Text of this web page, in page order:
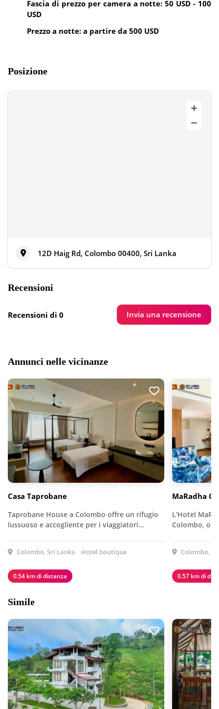
Fascia di prezzo per camera a notte: 50 USD - 100
USD
Prezzo a notte: a partire da 500 USD
Posizione
12D Haig Rd, Colombo 00400, Sri Lanka
Recensioni
Recensioni di 0 Invia una recensione
Annunci nelle vicinanze
Casa Taprobane
Taprobane House a Colombo offre un rifugio
lussuoso e accogliente per i viaggiatori…
Colombo, Sri Lanka Hotel boutique
0.54 km di distanza
MaRadha
L'Hotel
Colombo,
Colombo,
0.57 km di
Simile